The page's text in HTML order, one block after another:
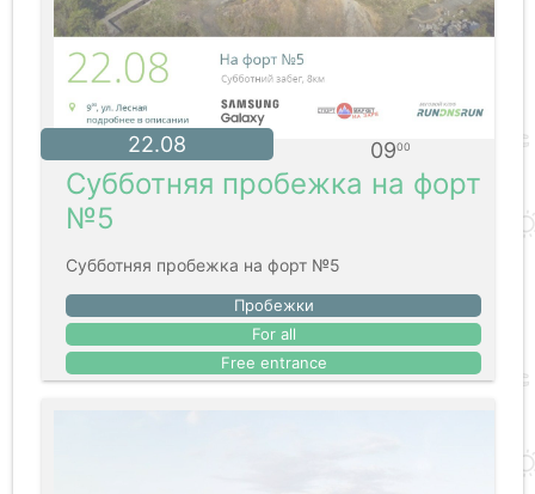
22.08 0900
Субботняя пробежка на форт
№5
Субботняя пробежка на форт №5
Пробежки
For all
Free entrance